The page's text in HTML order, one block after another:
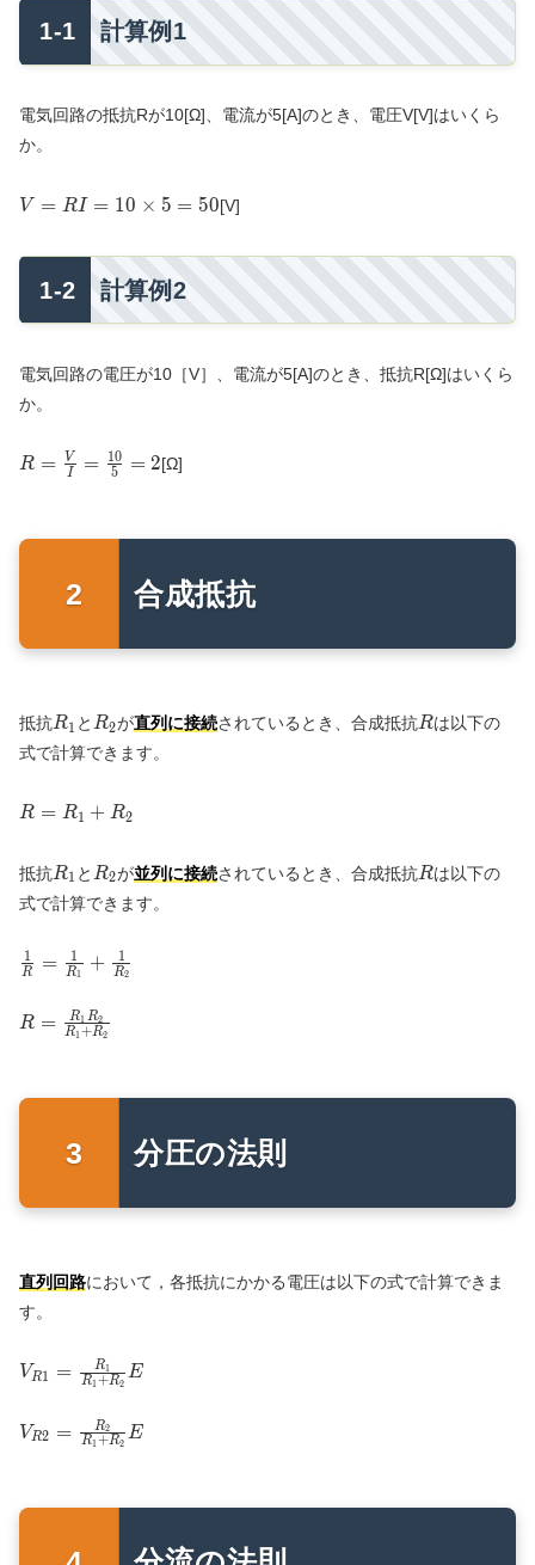
計算例1
電気回路の抵抗Rが10[Ω]、電流が5[A]のとき、電圧V[V]はいくら
か。
V=RI=10\times
V = RI = 10 × 5 = 50[V]
計算例2
電気回路の電圧が10［V］、電流が5[A]のとき、抵抗R[Ω]はいくら
か。
R=\frac{V}
{I}=\frac{10}
R = I
V = 5
10 = 2[Ω]
合成抵抗
抵抗R_1
R1 とR_2
R2が直列に接続されているとき、合成抵抗R
Rは以下の
式で計算できます。
R=
R = R1 + R2
抵抗R_1
R1 と R_2
R2が並列に接続されているとき、合成抵抗R
Rは以下の
式で計算できます。
\frac{1}{R}=
\frac{1}
{R_1}+\frac{1}
{R_2}
R
1 = R1
1 + R2
1
R=\frac{R_1R_2}
{R_1+R_2}
R = R1 +R2
R1 R2
分圧の法則
直列回路において，各抵抗にかかる電圧は以下の式で計算できま
す。
V_{R1}=\frac{R_1}
{R_1+R_2}E
VR1 = R1 +R2
R1 E
V_{R2}=\frac{R_2}
{R_1+R_2}E
VR2 = R1+R2
R2 E